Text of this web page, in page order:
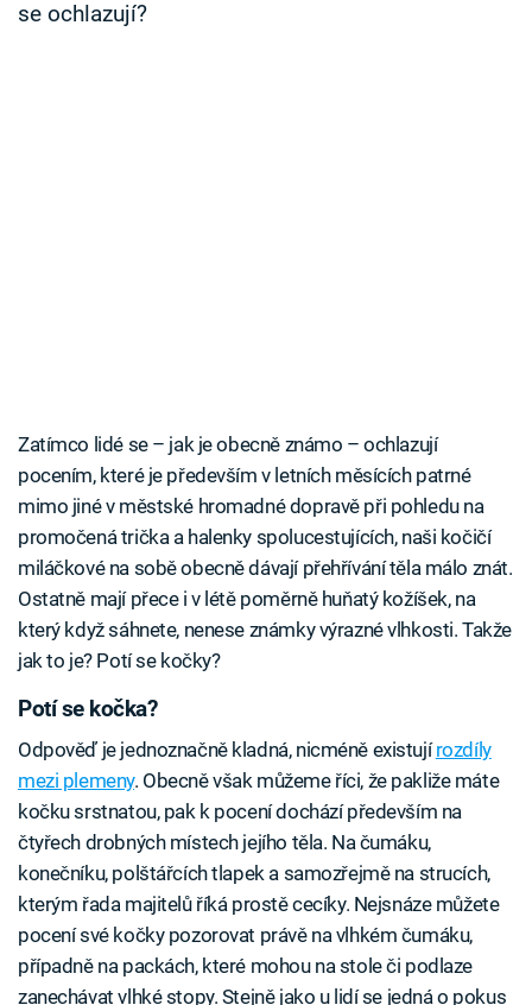
se ochlazují?
Zatímco lidé se – jak je obecně známo – ochlazují
pocením, které je především v letních měsících patrné
mimo jiné v městské hromadné dopravě při pohledu na
promočená trička a halenky spolucestujících, naši kočičí
miláčkové na sobě obecně dávají přehřívání těla málo znát.
Ostatně mají přece i v létě poměrně huňatý kožíšek, na
který když sáhnete, nenese známky výrazné vlhkosti. Takže
jak to je? Potí se kočky?
Potí se kočka?
Odpověď je jednoznačně kladná, nicméně existujírozdíly
mezi plemeny. Obecně však můžeme říci, že pakliže máte
kočku srstnatou, pak k pocení dochází především na
čtyřech drobných místech jejího těla. Na čumáku,
konečníku, polštářcích tlapek a samozřejmě na strucích,
kterým řada majitelů říká prostě cecíky. Nejsnáze můžete
pocení své kočky pozorovat právě na vlhkém čumáku,
případně na packách, které mohou na stole či podlaze
zanechávat vlhké stopy. Stejně jako u lidí se jedná o pokus